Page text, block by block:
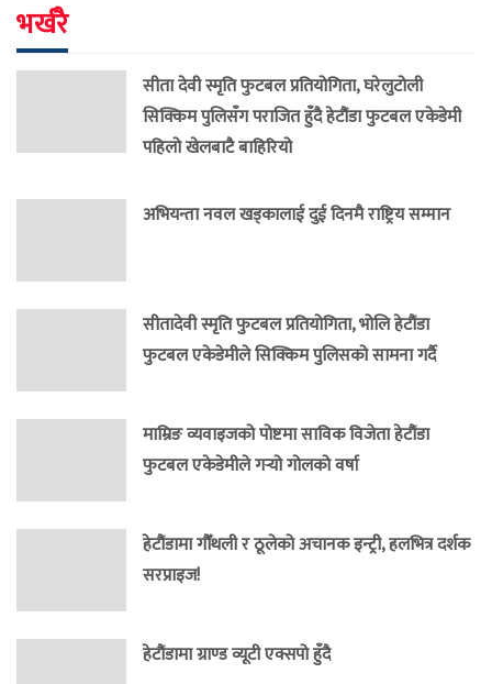
भर्खरै
सीता देवी स्मृति फुटबल प्रतियोगिता, घरेलुटोली
सिक्किम पुलिसँग पराजित हुँदै हेटौंडा फुटबल एकेडेमी
पहिलो खेलबाटै बाहिरियो
अभियन्ता नवल खड्कालाई दुई दिनमै राष्ट्रिय सम्मान
सीतादेवी स्मृति फुटबल प्रतियोगिता, भोलि हेटौंडा
फुटबल एकेडेमीले सिक्किम पुलिसको सामना गर्दै
माम्रिङ व्यवाइजको पोष्टमा साविक विजेता हेटौंडा
फुटबल एकेडेमीले गर्‍यो गोलको वर्षा
हेटौंडामा गौँथली र ठूलेको अचानक इन्ट्री, हलभित्र दर्शक
सरप्राइज!
हेटौंडामा ग्राण्ड व्यूटी एक्सपो हुँदै